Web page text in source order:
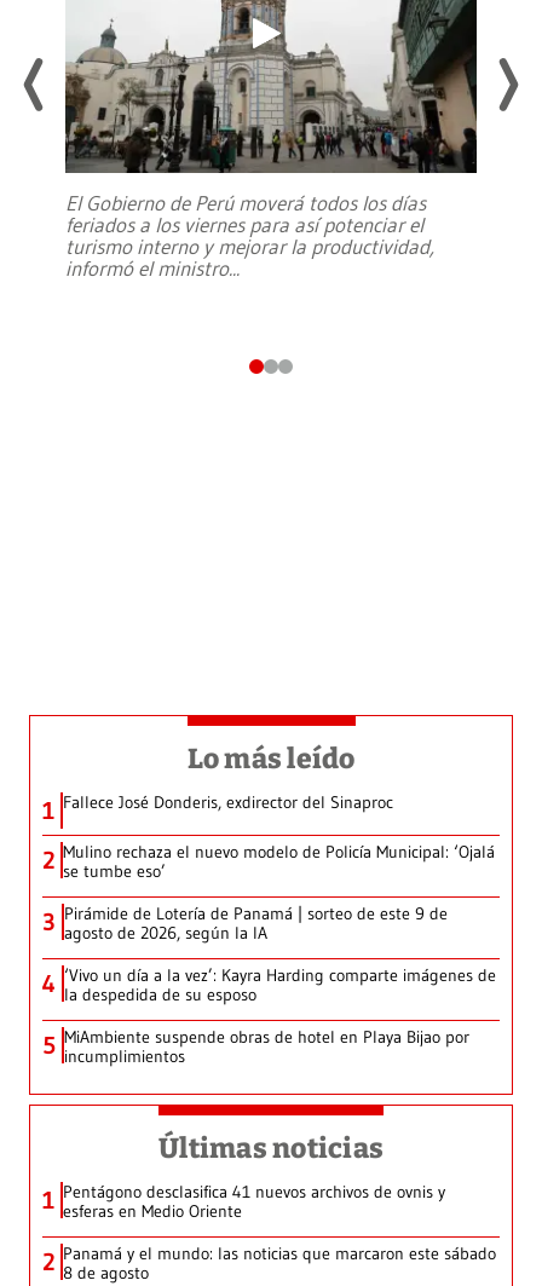
El Gobierno de Perú moverá todos los días
feriados a los viernes para así potenciar el
turismo interno y mejorar la productividad,
informó el ministro...
Lo más leído
1 Fallece José Donderis, exdirector del Sinaproc
2 Mulino rechaza el nuevo modelo de Policía Municipal: ‘Ojalá
se tumbe eso’
3 Pirámide de Lotería de Panamá | sorteo de este 9 de
agosto de 2026, según la IA
4 ‘Vivo un día a la vez’: Kayra Harding comparte imágenes de
la despedida de su esposo
5 MiAmbiente suspende obras de hotel en Playa Bijao por
incumplimientos
Últimas noticias
1 Pentágono desclasifica 41 nuevos archivos de ovnis y
esferas en Medio Oriente
2 Panamá y el mundo: las noticias que marcaron este sábado
8 de agosto